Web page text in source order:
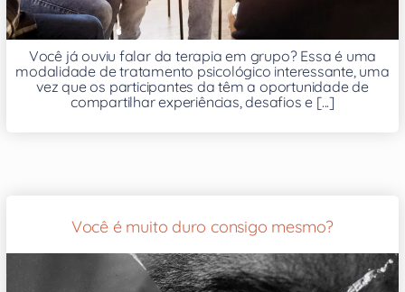
Você já ouviu falar da terapia em grupo? Essa é uma
modalidade de tratamento psicológico interessante, uma
vez que os participantes da têm a oportunidade de
compartilhar experiências, desafios e [...]
Você é muito duro consigo mesmo?